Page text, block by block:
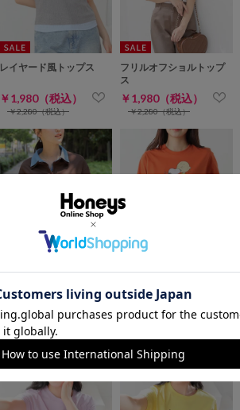
レイヤード風トップス
￥1,980（税込）
￥2,280（税込）
フリルオフショルトップ
ス
￥1,980（税込）
￥2,280（税込）
￥1,780（税込）
￥2,280（税込）
￥1,780（税込）